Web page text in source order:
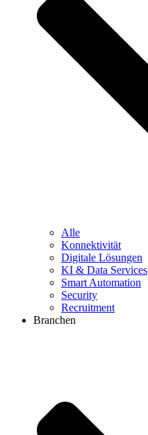
Alle
Konnektivität
Digitale Lösungen
KI & Data Services
Smart Automation
Security
Recruitment
Branchen